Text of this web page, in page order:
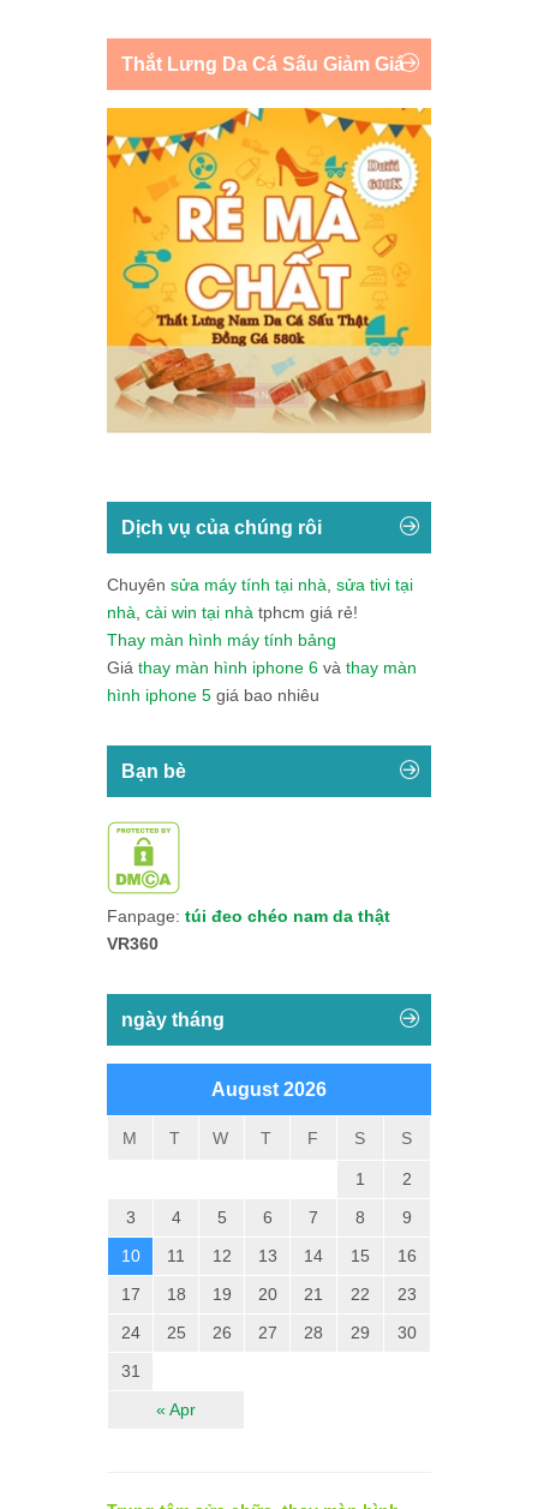
Thắt Lưng Da Cá Sấu Giảm Giá
Dịch vụ của chúng rôi
Chuyên sửa máy tính tại nhà sửa tivi tại
nhà cài win tại nhà tphcm giá rẻ!
Thay màn hình máy tính bảng
Giá thay màn hình iphone 6 và thay màn
hình iphone 5 giá bao nhiêu
Bạn bè
Fanpage: túi đeo chéo nam da thật
VR360
ngày tháng
August 2026
M T W T F S S
« Apr
1
2
3
4 5 6 7 8
9
10
11 12 13 14 15
16
17
18 19 20 21 22
23
24
25 26 27 28 29
30
31